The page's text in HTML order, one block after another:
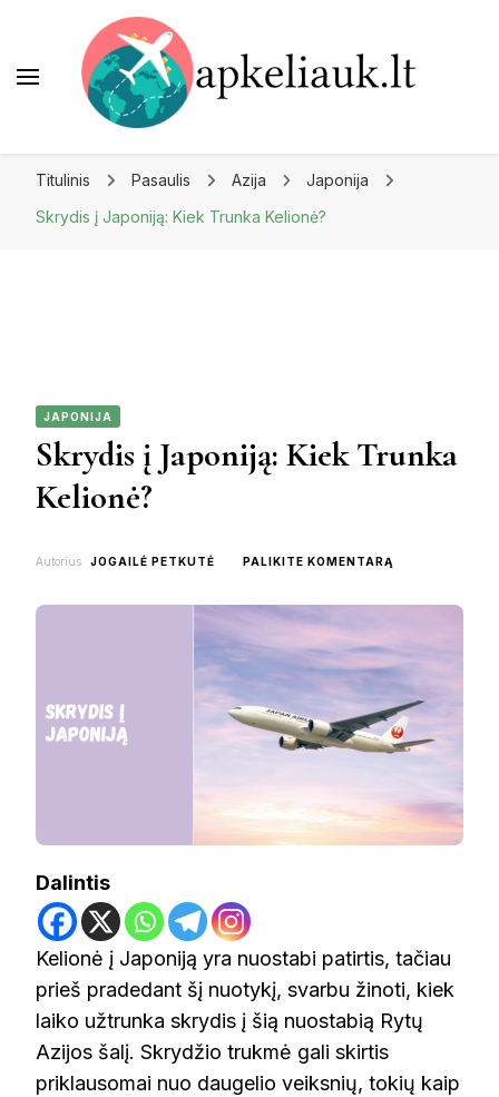
Titulinis Pasaulis Azija
Japonija
Skrydis į Japoniją: Kiek Trunka Kelionė?
JAPONIJA
Skrydis į Japoniją: Kiek Trunka
Kelionė?
Autorius JOGAILĖ PETKUTĖ PALIKITE KOMENTARĄ
Dalintis
Kelionė į Japoniją yra nuostabi patirtis, tačiau
prieš pradedant šį nuotykį, svarbu žinoti, kiek
laiko užtrunka skrydis į šią nuostabią Rytų
Azijos šalį. Skrydžio trukmė gali skirtis
priklausomai nuo daugelio veiksnių, tokių kaip